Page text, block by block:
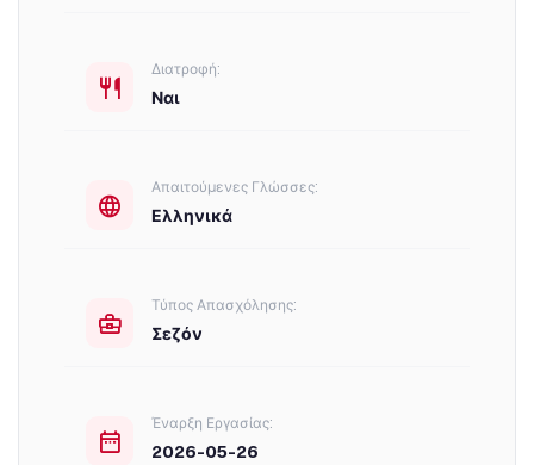
Διατροφή:
Ναι
Απαιτούμενες Γλώσσες:
Ελληνικά
Τύπος Απασχόλησης:
Σεζόν
Έναρξη Εργασίας:
2026-05-26